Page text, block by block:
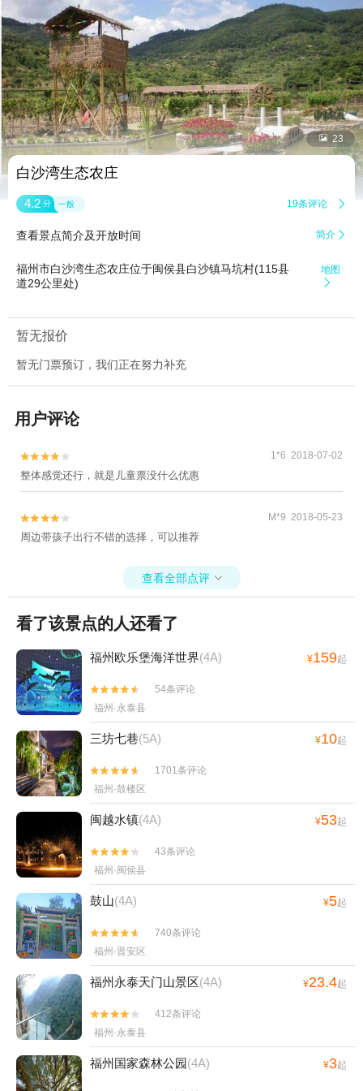
 23
白沙湾生态农庄
4.2 分 一般 19条评论 
查看景点简介及开放时间 简介 
福州市白沙湾生态农庄位于闽侯县白沙镇马坑村(115县
道29公里处)
地图

暂无报价
暂无门票预订，我们正在努力补充
用户评论

 1*6 2018-07-02
整体感觉还行，就是儿童票没什么优惠

 M*9 2018-05-23
周边带孩子出行不错的选择，可以推荐
查看全部点评 
看了该景点的人还看了
福州欧乐堡海洋世界(4A) ¥159起


54条评论
福州·永泰县
三坊七巷(5A) ¥10起


1701条评论
福州·鼓楼区
闽越水镇(4A) ¥53起


43条评论
福州·闽侯县
鼓山(4A) ¥5起


740条评论
福州·晋安区
福州永泰天门山景区(4A) ¥23.4起


412条评论
福州·永泰县
福州国家森林公园(4A) ¥3起
